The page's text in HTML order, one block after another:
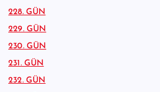
228. GÜN
229. GÜN
230. GÜN
231. GÜN
232. GÜN